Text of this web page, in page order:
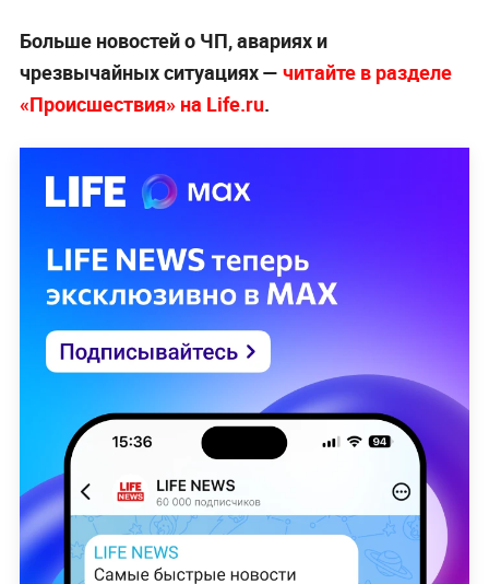
Больше новостей о ЧП, авариях и
чрезвычайных ситуациях — читайте в разделе
«Происшествия» на Life.ru.